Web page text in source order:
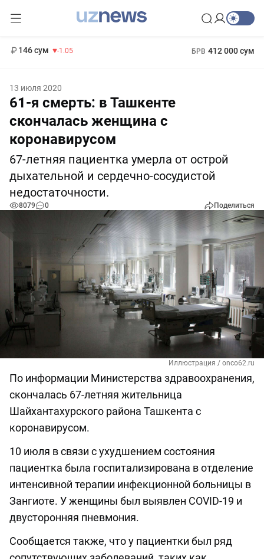
146 сум -1.05 БРВ 412 000 сум
13 июля 2020
61-я смерть: в Ташкенте
скончалась женщина с
коронавирусом
67-летняя пациентка умерла от острой
дыхательной и сердечно-сосудистой
недостаточности.
8079 0 Поделиться
Иллюстрация / onco62.ru
По информации Министерства здравоохранения,
скончалась 67-летняя жительница
Шайхантахурского района Ташкента с
коронавирусом.
10 июля в связи с ухудшением состояния
пациентка была госпитализирована в отделение
интенсивной терапии инфекционной больницы в
Зангиоте. У женщины был выявлен COVID-19 и
двусторонняя пневмония.
Сообщается также, что у пациентки был ряд